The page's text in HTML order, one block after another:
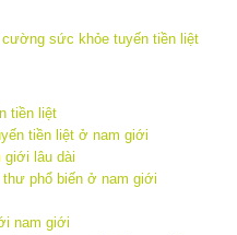
tiền liệt
tiền liệt ở nam giới
giới lâu dài
phổ biến ở nam giới
nam giới